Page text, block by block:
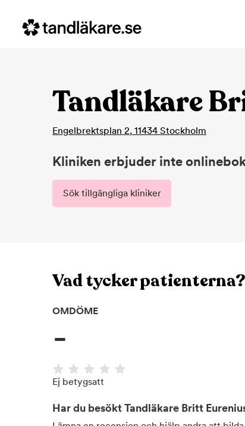
Tandläkare
Engelbrektsplan 2, 11434 Stockholm
Kliniken erbjuder inte
Sök tillgängliga kliniker
Vad tycker patienterna?
OMDÖME
-
Ej betygsatt
Har du besöktTandläkare Britt